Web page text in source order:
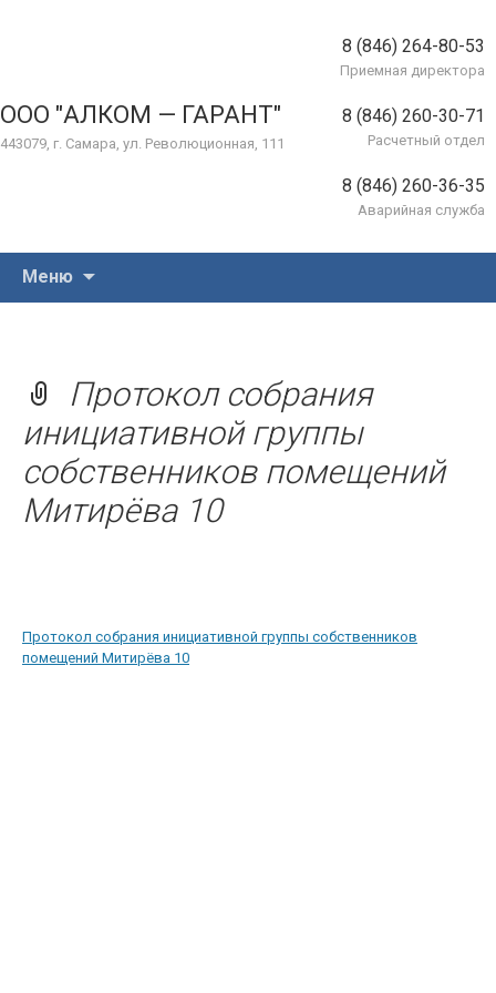
ООО "АЛКОМ — ГАРАНТ"
443079, г. Самара, ул. Революционная, 111
8 (846) 264-80-53
Приемная директора
8 (846) 260-30-71
Расчетный отдел
8 (846) 260-36-35
Аварийная служба
Меню
Протокол собрания
инициативной группы
собственников помещений
Митирёва 10
Протокол собрания инициативной группы собственников
помещений Митирёва 10